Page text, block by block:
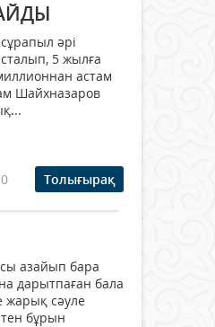
әрі
5 жылға
астам
Шайхназаров
0 Толығырақ
азайып бара
дарытпаған бала
жарық сәуле
бұрын